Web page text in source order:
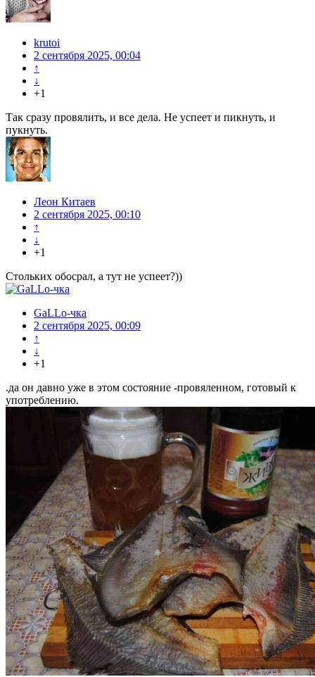
krutoi
2 сентября 2025, 00:04
↑
↓
+1
Так сразу провялить, и все дела. Не успеет и пикнуть, и
пукнуть.
Леон Китаев
2 сентября 2025, 00:10
↑
↓
+1
Стольких обосрал, а тут не успеет?))
GaLLo-чка
2 сентября 2025, 00:09
↑
↓
+1
.да он давно уже в этом состояние -провяленном, готовый к
употреблению.